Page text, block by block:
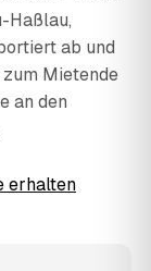
Haßlau,
ab und
Mietende
an den
erhalten